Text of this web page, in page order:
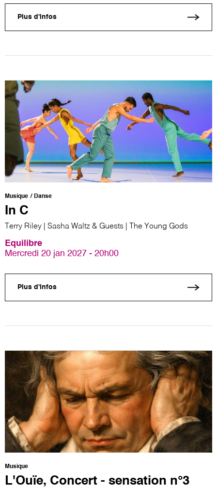
Plus d'infos
Musique Danse
In C
Terry Riley | Sasha Waltz & Guests | The Young Gods
Equilibre
Mercredi 20 jan 2027 - 20h00
Plus d'infos
Musique
L'Ouïe, Concert - sensation n°3